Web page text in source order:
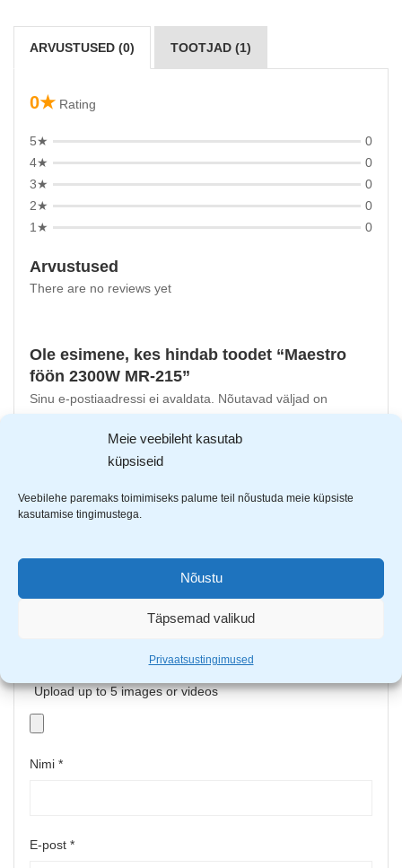
Meie veebileht kasutab
küpsiseid
Veebilehe paremaks toimimiseks palume teil nõustuda meie küpsiste
kasutamise tingimustega.
Nõustu
Täpsemad valikud
Privaatsustingimused
ARVUSTUSED (0) TOOTJAD (1)
0★ Rating
5★
0
4★
0
3★
0
2★
0
1★
0
Arvustused
There are no reviews yet
Ole esimene, kes hindab toodet “Maestro
föön 2300W MR-215”
Sinu e-postiaadressi ei avaldata.
Nõutavad väljad on
Upload up to 5 images or videos
Nimi *
E-post *